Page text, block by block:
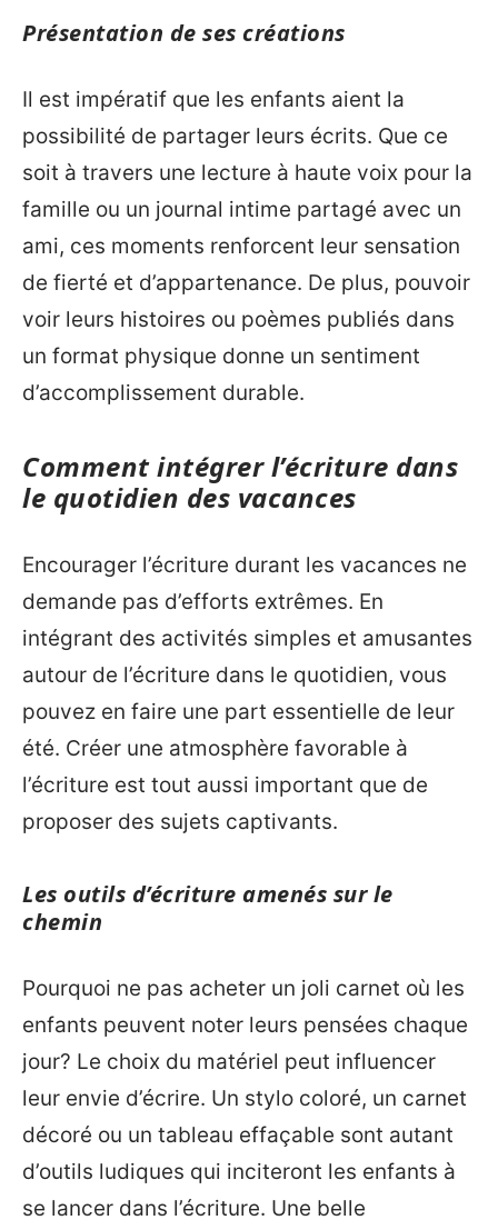
Présentation de ses créations
Il est impératif que les enfants aient la
possibilité de partager leurs écrits. Que ce
soit à travers une lecture à haute voix pour la
famille ou un journal intime partagé avec un
ami, ces moments renforcent leur sensation
de fierté et d’appartenance. De plus, pouvoir
voir leurs histoires ou poèmes publiés dans
un format physique donne un sentiment
d’accomplissement durable.
Comment intégrer l’écriture dans
le quotidien des vacances
Encourager l’écriture durant les vacances ne
demande pas d’efforts extrêmes. En
intégrant des activités simples et amusantes
autour de l’écriture dans le quotidien, vous
pouvez en faire une part essentielle de leur
été. Créer une atmosphère favorable à
l’écriture est tout aussi important que de
proposer des sujets captivants.
Les outils d’écriture amenés sur le
chemin
Pourquoi ne pas acheter un joli carnet où les
enfants peuvent noter leurs pensées chaque
jour? Le choix du matériel peut influencer
leur envie d’écrire. Un stylo coloré, un carnet
décoré ou un tableau effaçable sont autant
d’outils ludiques qui inciteront les enfants à
se lancer dans l’écriture. Une belle